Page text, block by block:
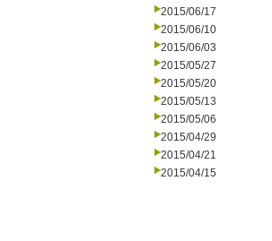
2015/06/17
2015/06/10
2015/06/03
2015/05/27
2015/05/20
2015/05/13
2015/05/06
2015/04/29
2015/04/21
2015/04/15